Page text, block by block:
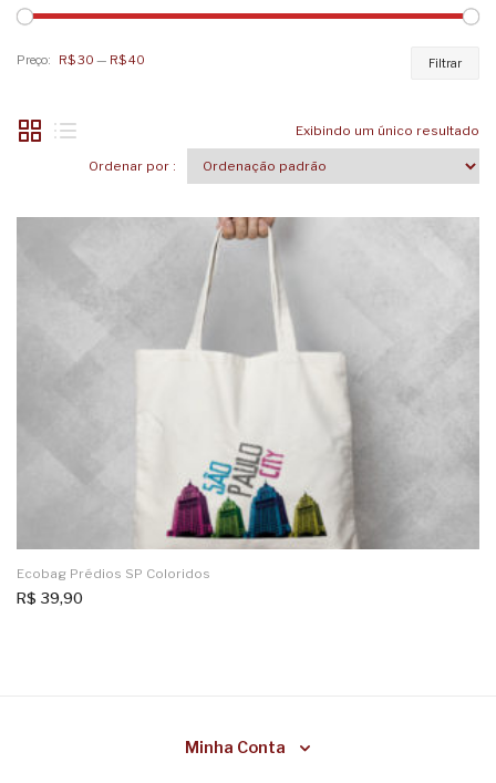
Filtrar
Preço: R$ 30 — R$ 40
Exibindo um único resultado
Ordenar por :
Ecobag Prédios SP Coloridos
R$ 39,90
Minha Conta